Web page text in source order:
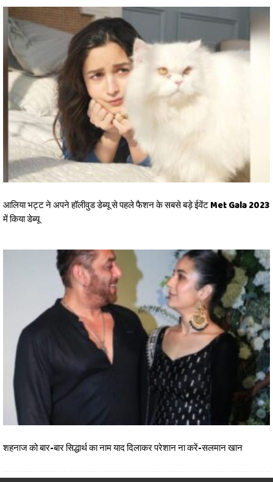
आलिया भट्ट ने अपने हॉलीवुड डेब्यू से पहले फैशन के सबसे बड़े ईवेंट Met Gala 2023
में किया डेब्यू
शहनाज को बार-बार सिद्धार्थ का नाम याद दिलाकर परेशान ना करें-सलमान खान